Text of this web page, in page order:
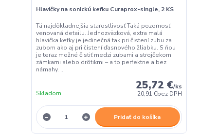
Hlavičky na sonickú kefku Curaprox-single, 2 KS
Tá najdôkladnejšia starostlivosť Taká pozornosť
venovaná detailu. Jednozväzková, extra malá
hlavička kefky je jedinečná tak pri čistení zubu za
zubom ako aj pri čistení ďasnového žliabku. S ňou
je teraz možné čistiť medzi zubami a strojčekom,
zámkami alebo drôtikmi – a to perfektne a bez
námahy. ...
25,72 €/ks
20,91 €bez DPH
Skladom
Pridať do košíka